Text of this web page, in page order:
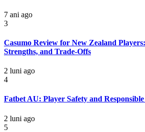
7 ani ago
3
Casumo Review for New Zealand
Strengths, and Trade-Offs
2 luni ago
4
Fatbet AU: Player Safety and
2 luni ago
5